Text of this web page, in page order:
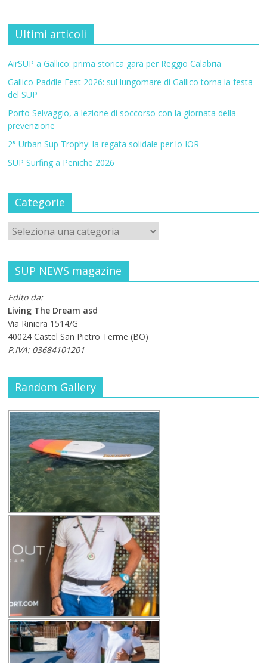
Ultimi articoli
AirSUP a Gallico: prima storica gara per Reggio Calabria
Gallico Paddle Fest 2026: sul lungomare di Gallico torna la festa
del SUP
Porto Selvaggio, a lezione di soccorso con la giornata della
prevenzione
2° Urban Sup Trophy: la regata solidale per lo IOR
SUP Surfing a Peniche 2026
Categorie
SUP NEWS magazine
Edito da:
Living The Dream asd
Via Riniera 1514/G
40024 Castel San Pietro Terme (BO)
P.IVA: 03684101201
Random Gallery